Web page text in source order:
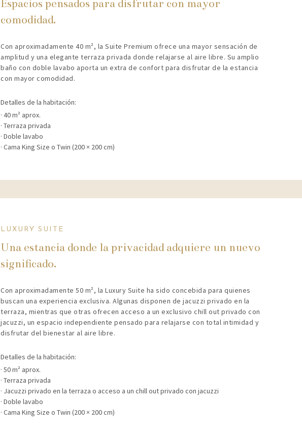
Espacios pensados para disfrutar con mayor
comodidad.
Con aproximadamente 40 m², la Suite Premium ofrece una mayor sensación de
amplitud y una elegante terraza privada donde relajarse al aire libre. Su amplio
baño con doble lavabo aporta un extra de confort para disfrutar de la estancia
con mayor comodidad.
Detalles de la habitación:
40 m² aprox.
Terraza privada
Doble lavabo
Cama King Size o Twin (200 × 200 cm)
LUXURY SUITE
Una estancia donde la privacidad adquiere un nuevo
significado.
Con aproximadamente 50 m², la Luxury Suite ha sido concebida para quienes
buscan una experiencia exclusiva. Algunas disponen de jacuzzi privado en la
terraza, mientras que otras ofrecen acceso a un exclusivo chill out privado con
jacuzzi, un espacio independiente pensado para relajarse con total intimidad y
disfrutar del bienestar al aire libre.
Detalles de la habitación:
50 m² aprox.
Terraza privada
Jacuzzi privado en la terraza o acceso a un chill out privado con jacuzzi
Doble lavabo
Cama King Size o Twin (200 × 200 cm)